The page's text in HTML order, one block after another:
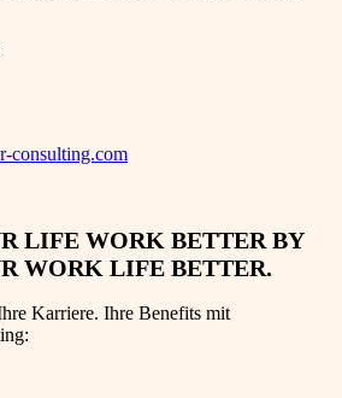
consulting.com
LIFE WORK BETTER BY
WORK LIFE BETTER.
Karriere. Ihre Benefits mit